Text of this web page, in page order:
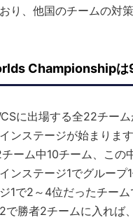
り、他国のチームの対
Championshipは
に出場する全22チー
ンステージが始まりま
ーム中10チーム、この
ンステージ1でグループ
1で2～4位だったチー
で勝者2チームに入れば